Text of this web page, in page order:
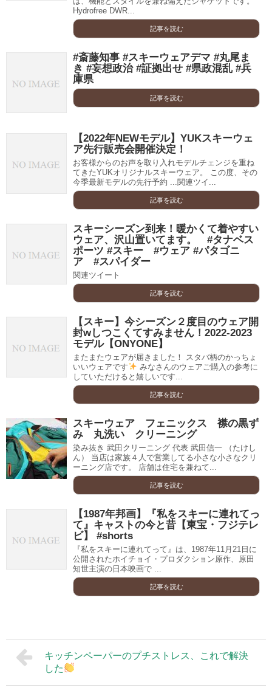
Hydrofree DWR...
記事を読む
#斎藤知事 #スキーウェアデマ #丸尾ま
き #妄想政治 #証拠出せ #県政混乱 #兵
庫県
記事を読む
【2022年NEWモデル】YUKスキーウェ
ア先行販売会開催決定！
お客様からのお声を取り入れモデルチェンジを重ね
てきたYUKオリジナルスキーウェア。 この度、その
今季最新モデルの先行予約 ...関連ツイ...
記事を読む
スキーシーズン到来！暖かくて着やすい
ウェア、沢山置いてます。 #タナベス
ポーツ #スキー #ウェア #パタゴニ
ア #スパイダー
関連ツイート
記事を読む
【スキー】今シーズン２度目のウェア開
封wしつこくてすみません！2022-2023
モデル【ONYONE】
またまたウェアが届きました！ スタバ柄のかっちょ
いいウェアです
みなさんのウェアご購入の参考に
していただけると嬉しいです...
記事を読む
スキーウェア フェニックス 襟の黒ず
み 丸洗い クリーニング
染み抜き 武田クリーニング 代表 武田信一 （たけし
ん） 当店は家族４人で営業してる小さな小さなクリ
ーニング店です。 店舗は住宅を兼ねて...
記事を読む
【1987年邦画】『私をスキーに連れてっ
て』キャストの今と昔【東宝・フジテレ
ビ】 #shorts
『私をスキーに連れてって』は、1987年11月21日に
公開されたホイチョイ・プロダクション原作、原田
知世主演の日本映画で ...
記事を読む
キッチンペーパーのプチストレス、これで解決
した